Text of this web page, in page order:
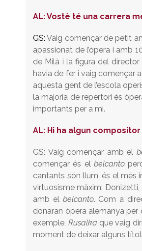
AL:Vostè té una carrera
GS:Vaig començar de petit
apassionat de l’òpera i amb
de Milà i la figura del
havia de fer i vaig començar
aquesta gent de l’escola
la majoria de repertori és
importants per a mi.
AL: Hi ha algun
GS: Vaig començar amb el
començar és elbelcanto
cantants són llum, és el més
virtuosisme màxim: Donizetti,
amb el belcanto. Com a
donaran òpera alemanya
exemple, Rusalka que vaig
moment de deixar alguns